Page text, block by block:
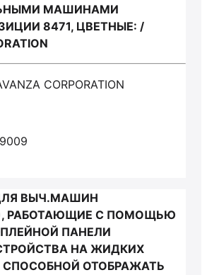
МАШИНАМИ
8471, ЦВЕТНЫЕ: /
CORPORATION
ВЫЧ.МАШИН
РАБОТАЮЩИЕ С ПОМОЩЬЮ
ПАНЕЛИ
НА ЖИДКИХ
СПОСОБНОЙ ОТОБРАЖАТЬ